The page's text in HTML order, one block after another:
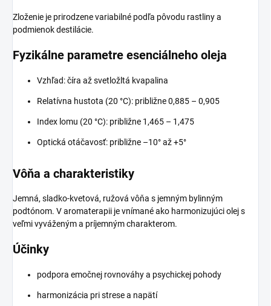
Zloženie je prirodzene variabilné podľa pôvodu rastliny a
podmienok destilácie.
Fyzikálne parametre esenciálneho oleja
Vzhľad: číra až svetložltá kvapalina
Relatívna hustota (20 °C): približne 0,885 – 0,905
Index lomu (20 °C): približne 1,465 – 1,475
Optická otáčavosť: približne –10° až +5°
Vôňa a charakteristiky
Jemná, sladko-kvetová, ružová vôňa s jemným bylinným
podtónom. V aromaterapii je vnímané ako harmonizujúci olej s
veľmi vyváženým a príjemným charakterom.
Účinky
podpora emočnej rovnováhy a psychickej pohody
harmonizácia pri strese a napätí